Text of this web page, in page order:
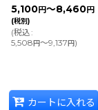
5,100円～8,460円
(税別)
(税込:
5,508 円～9,137 円)
カートに入れる